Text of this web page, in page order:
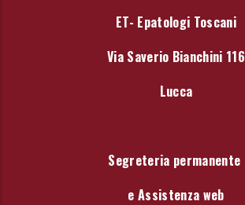
ET- Epatologi Toscani
Via Saverio Bianchini 116
Lucca
Segreteria permanente
e Assistenza web